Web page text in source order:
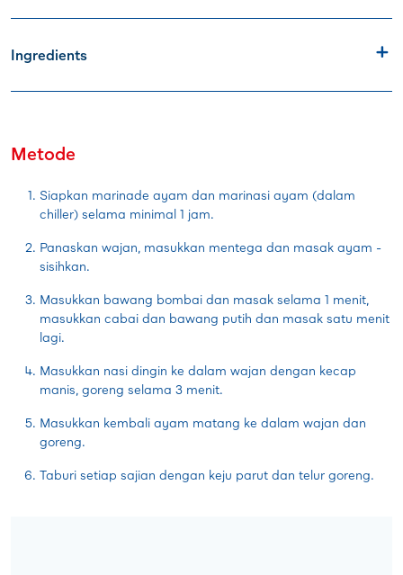
Ingredients
Metode
Siapkan marinade ayam dan marinasi ayam (dalam
chiller) selama minimal 1 jam.
Panaskan wajan, masukkan mentega dan masak ayam -
sisihkan.
Masukkan bawang bombai dan masak selama 1 menit,
masukkan cabai dan bawang putih dan masak satu menit
lagi.
Masukkan nasi dingin ke dalam wajan dengan kecap
manis, goreng selama 3 menit.
Masukkan kembali ayam matang ke dalam wajan dan
goreng.
Taburi setiap sajian dengan keju parut dan telur goreng.